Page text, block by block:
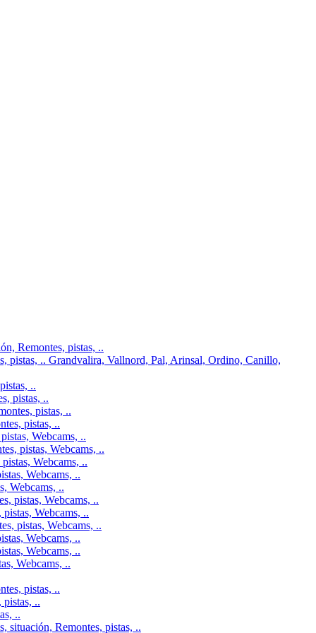
Remontes, pistas, ..
pistas, .. Grandvalira, Vallnord, Pal, Arinsal, Ordino, Canillo,
..
pistas, ..
pistas, ..
pistas, ..
Webcams, ..
pistas, Webcams, ..
Webcams, ..
Webcams, ..
Webcams, ..
pistas, Webcams, ..
Webcams, ..
pistas, Webcams, ..
Webcams, ..
Webcams, ..
Webcams, ..
pistas, ..
..
..
situación, Remontes, pistas, ..